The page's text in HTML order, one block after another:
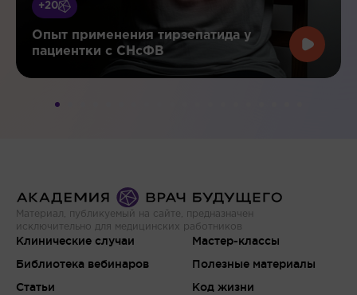
+20
Опыт применения тирзепатида у
пациентки с СНсФВ
Материал, публикуемый на сайте, предназначен
исключительно для медицинских работников
Клинические случаи
Библиотека вебинаров
Статьи
Мастер-классы
Полезные материалы
Код жизни